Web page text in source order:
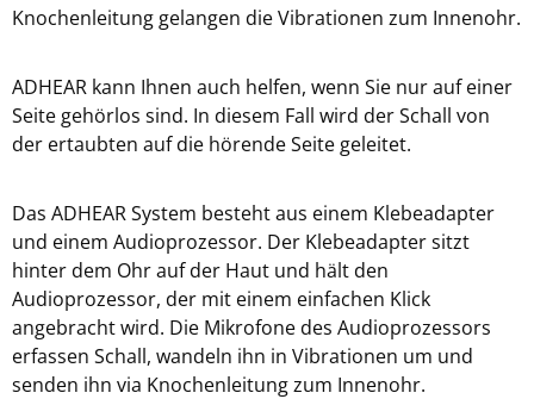
Knochenleitung gelangen die Vibrationen zum Innenohr.
ADHEAR kann Ihnen auch helfen, wenn Sie nur auf einer
Seite gehörlos sind. In diesem Fall wird der Schall von
der ertaubten auf die hörende Seite geleitet.
Das ADHEAR System besteht aus einem Klebeadapter
und einem Audioprozessor. Der Klebeadapter sitzt
hinter dem Ohr auf der Haut und hält den
Audioprozessor, der mit einem einfachen Klick
angebracht wird. Die Mikrofone des Audioprozessors
erfassen Schall, wandeln ihn in Vibrationen um und
senden ihn via Knochenleitung zum Innenohr.